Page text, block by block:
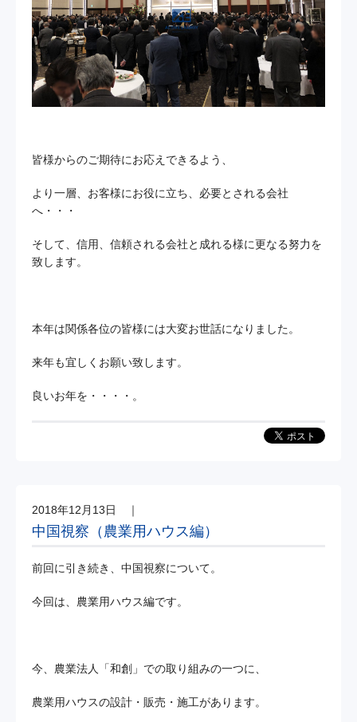
皆様からのご期待にお応えできるよう、
より一層、お客様にお役に立ち、必要とされる会社
へ・・・
そして、信用、信頼される会社と成れる様に更なる努力を
致します。
本年は関係各位の皆様には大変お世話になりました。
来年も宜しくお願い致します。
良いお年を・・・・。
2018年12月13日 ｜
中国視察（農業用ハウス編）
前回に引き続き、中国視察について。
今回は、農業用ハウス編です。
今、農業法人「和創」での取り組みの一つに、
農業用ハウスの設計・販売・施工があります。